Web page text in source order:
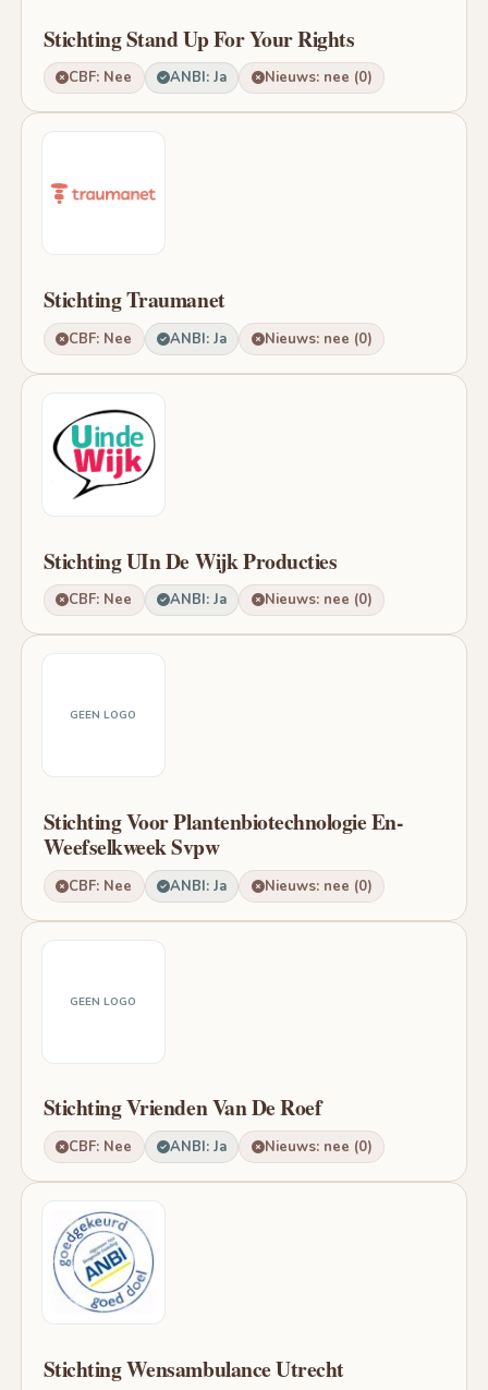
Stichting Stand Up For Your Rights
CBF: Nee ANBI: Ja Nieuws: nee (0)
Stichting Traumanet
CBF: Nee ANBI: Ja Nieuws: nee (0)
Stichting UIn De Wijk Producties
CBF: Nee ANBI: Ja Nieuws: nee (0)
GEEN LOGO
Stichting Voor Plantenbiotechnologie En-
Weefselkweek Svpw
CBF: Nee ANBI: Ja Nieuws: nee (0)
GEEN LOGO
Stichting Vrienden Van De Roef
CBF: Nee ANBI: Ja Nieuws: nee (0)
Stichting Wensambulance Utrecht